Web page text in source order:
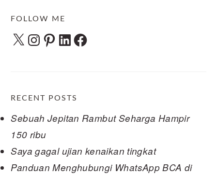
FOLLOW ME
X Instagram
Pinterest
LinkedInFacebook
RECENT POSTS
Sebuah Jepitan Rambut Seharga Hampir
150 ribu
Saya gagal ujian kenaikan tingkat
Panduan Menghubungi WhatsApp BCA di